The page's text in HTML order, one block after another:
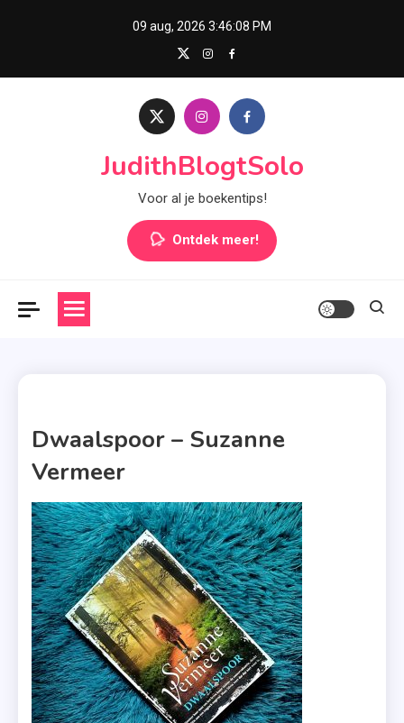
09 aug, 2026 3:46:09 PM
JudithBlogtSolo
Voor al je boekentips!
Ontdek meer!
Dwaalspoor – Suzanne
Vermeer